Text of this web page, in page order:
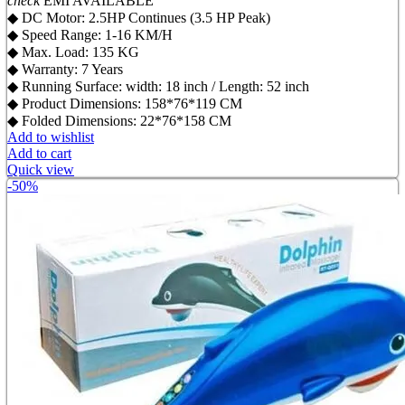
৳ 60,000.00.৳ 52,000.00.
◆ DC Motor: 2.5HP Continues (3.5 HP Peak)
◆ Speed Range: 1-16 KM/H
◆ Max. Load: 135 KG
◆ Warranty: 7 Years
◆ Running Surface: width: 18 inch / Length: 52 inch
◆ Product Dimensions: 158*76*119 CM
◆ Folded Dimensions: 22*76*158 CM
Add to wishlist
Add to cart
Quick view
-50%